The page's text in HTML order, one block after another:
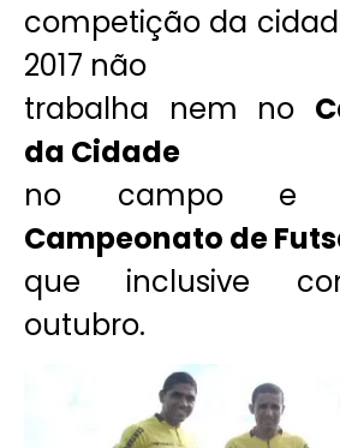
competição da
2017 não
trabalha nem no
da Cidade
no campo e
Campeonato de
que inclusive
outubro.